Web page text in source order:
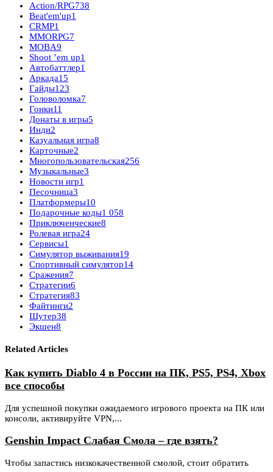
Action/RPG738
Beat'em'up1
CRMP1
MMORPG7
MOBA9
Shoot ’em up1
Автобаттлер1
Аркада15
Гайды123
Головоломка7
Гонки11
Донаты в игры5
Инди2
Казуальная игра8
Карточные2
Многопользовательская256
Музыкальные3
Новости игр1
Песочница3
Платформеры10
Подарочные коды1 058
Приключенческие8
Ролевая игра24
Сервисы1
Симулятор выживания19
Спортивный симулятор14
Сражения7
Стратегии6
Стратегия83
Файтинги2
Шутер38
Экшен8
Related Articles
Как купить Diablo 4 в России на ПК, PS5, PS4, Xbox
все способы
Для успешной покупки ожидаемого игрового проекта на ПК или
консоли, активируйте VPN,...
Genshin Impact Слабая Смола – где взять?
Чтобы запастись низкокачественной смолой, стоит обратить